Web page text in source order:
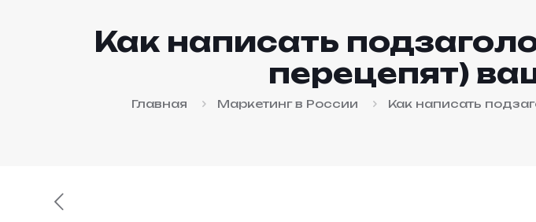
Как написать
перецепят)
Главная Маркетинг в России Как написать